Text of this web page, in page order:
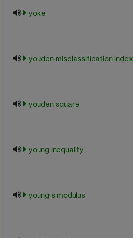
yoke
youden misclassification index
youden square
young inequality
young's modulus